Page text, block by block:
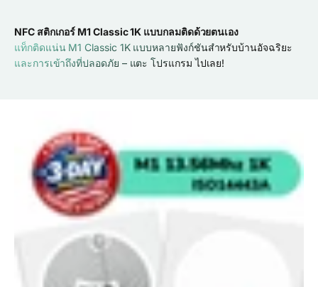
NFC สติกเกอร์ M1 Classic 1K แบบกลมติดด้วยตนเอง
แท็กติดแน่น M1 Classic 1K แบบหลายฟังก์ชันสำหรับบ้านอัจฉริยะ
และการเข้าถึงที่ปลอดภัย – แตะ โปรแกรม ไปเลย!